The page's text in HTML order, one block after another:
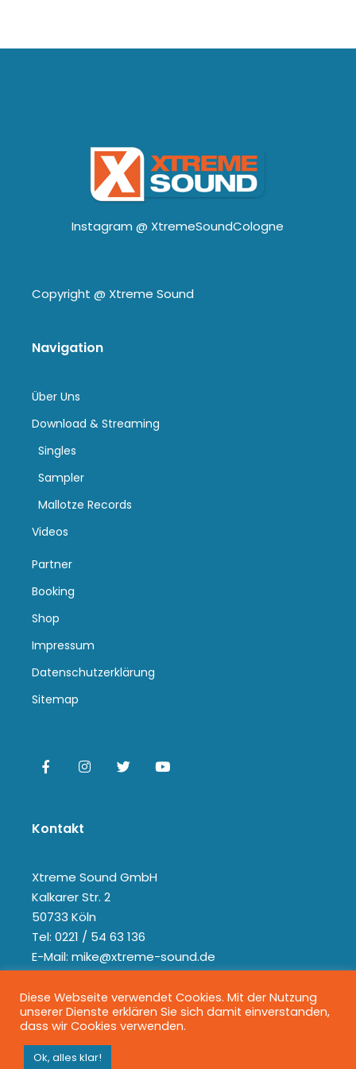
Instagram @ XtremeSoundCologne
Copyright @ Xtreme Sound
Navigation
Über Uns
Download & Streaming
Singles
Sampler
Mallotze Records
Videos
Partner
Booking
Shop
Impressum
Datenschutzerklärung
Sitemap
Kontakt
Xtreme Sound GmbH
Kalkarer Str. 2
50733 Köln
Tel: 0221 / 54 63 136
E-Mail: mike@xtreme-sound.de
Diese Webseite verwendet Cookies. Mit der Nutzung
unserer Dienste erklären Sie sich damit einverstanden,
dass wir Cookies verwenden.
Ok, alles klar!